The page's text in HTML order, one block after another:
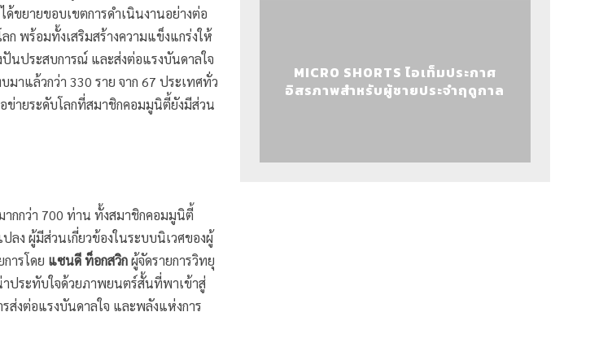
ด้ขยายขอบเขตการดำเนินงานอย่างต่อ
พร้อมทั้งเสริมสร้างความแข็งแกร่งให้
นประสบการณ์ และส่งต่อแรงบันดาลใจ
าแล้วกว่า 330 ราย จาก 67 ประเทศทั่ว
ข่ายระดับโลกที่สมาชิกคอมมูนิตี้ยังมีส่วน
กกว่า 700 ท่าน ทั้งสมาชิกคอมมูนิตี้
ลง ผู้มีส่วนเกี่ยวข้องในระบบนิเวศของผู้
ารโดย แซนดี ท็อกสวิกผู้จัดรายการวิทยุ
ประทับใจด้วยภาพยนตร์สั้นที่พาเข้าสู่
ส่งต่อแรงบันดาลใจ และพลังแห่งการ
MICRO SHORTS ไอเท็มประกาศ
อิสรภาพสำหรับผู้ชายประจำฤดูกาล